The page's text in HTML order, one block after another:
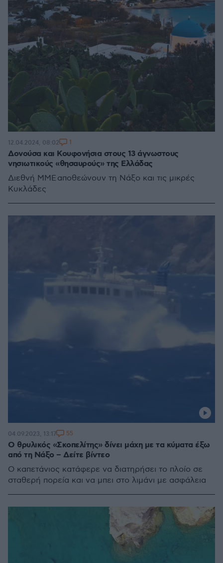
Δονούσα και Κουφονήσια στους 13 άγνωστους
νησιωτικούς «θησαυρούς» της Ελλάδας
Διεθνή ΜΜΕ αποθεώνουν τη Νάξο και τις μικρές
Κυκλάδες
12.04.2024, 08:02 1
O θρυλικός «Σκοπελίτης» δίνει μάχη με τα κύματα έξω
από τη Νάξο – Δείτε βίντεο
Ο καπετάνιος κατάφερε να διατηρήσει το πλοίο σε
σταθερή πορεία και να μπει στο λιμάνι με ασφάλεια
04.09.2023, 13:17 55